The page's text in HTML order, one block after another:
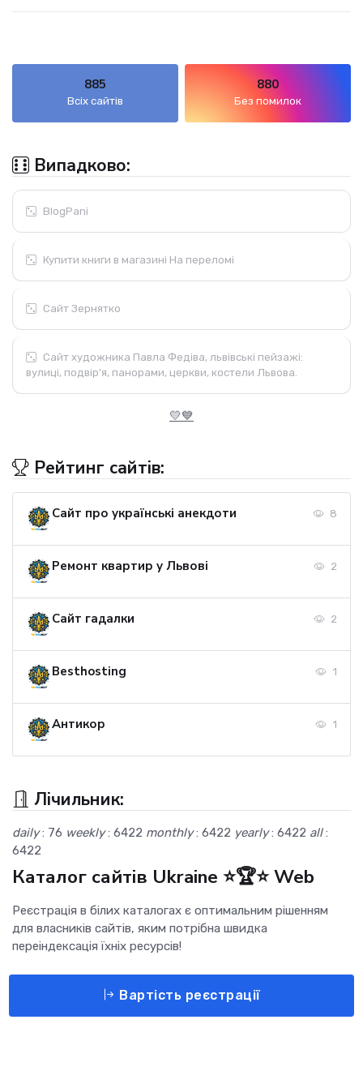
885
Всіх сайтів
880
Без помилок
Випадково:
BlogPani
Купити книги в магазині На переломі
Сайт Зернятко
Сайт художника Павла Федіва, львівські пейзажі:
вулиці, подвір'я, панорами, церкви, костели Львова.
💛💙
Рейтинг сайтів:
Сайт про українські анекдоти 8
Ремонт квартир у Львові 2
Сайт гадалки 2
Besthosting 1
Антикор 1
Лічильник:
daily: 76 weekly: 6422 monthly: 6422 yearly: 6422 all:
6422
Каталог сайтів Ukraine ⭐🏆⭐ Web
Реєстрація в білих каталогах є оптимальним рішенням
для власників сайтів, яким потрібна швидка
переіндексація їхніх ресурсів!
Вартість реєстрації